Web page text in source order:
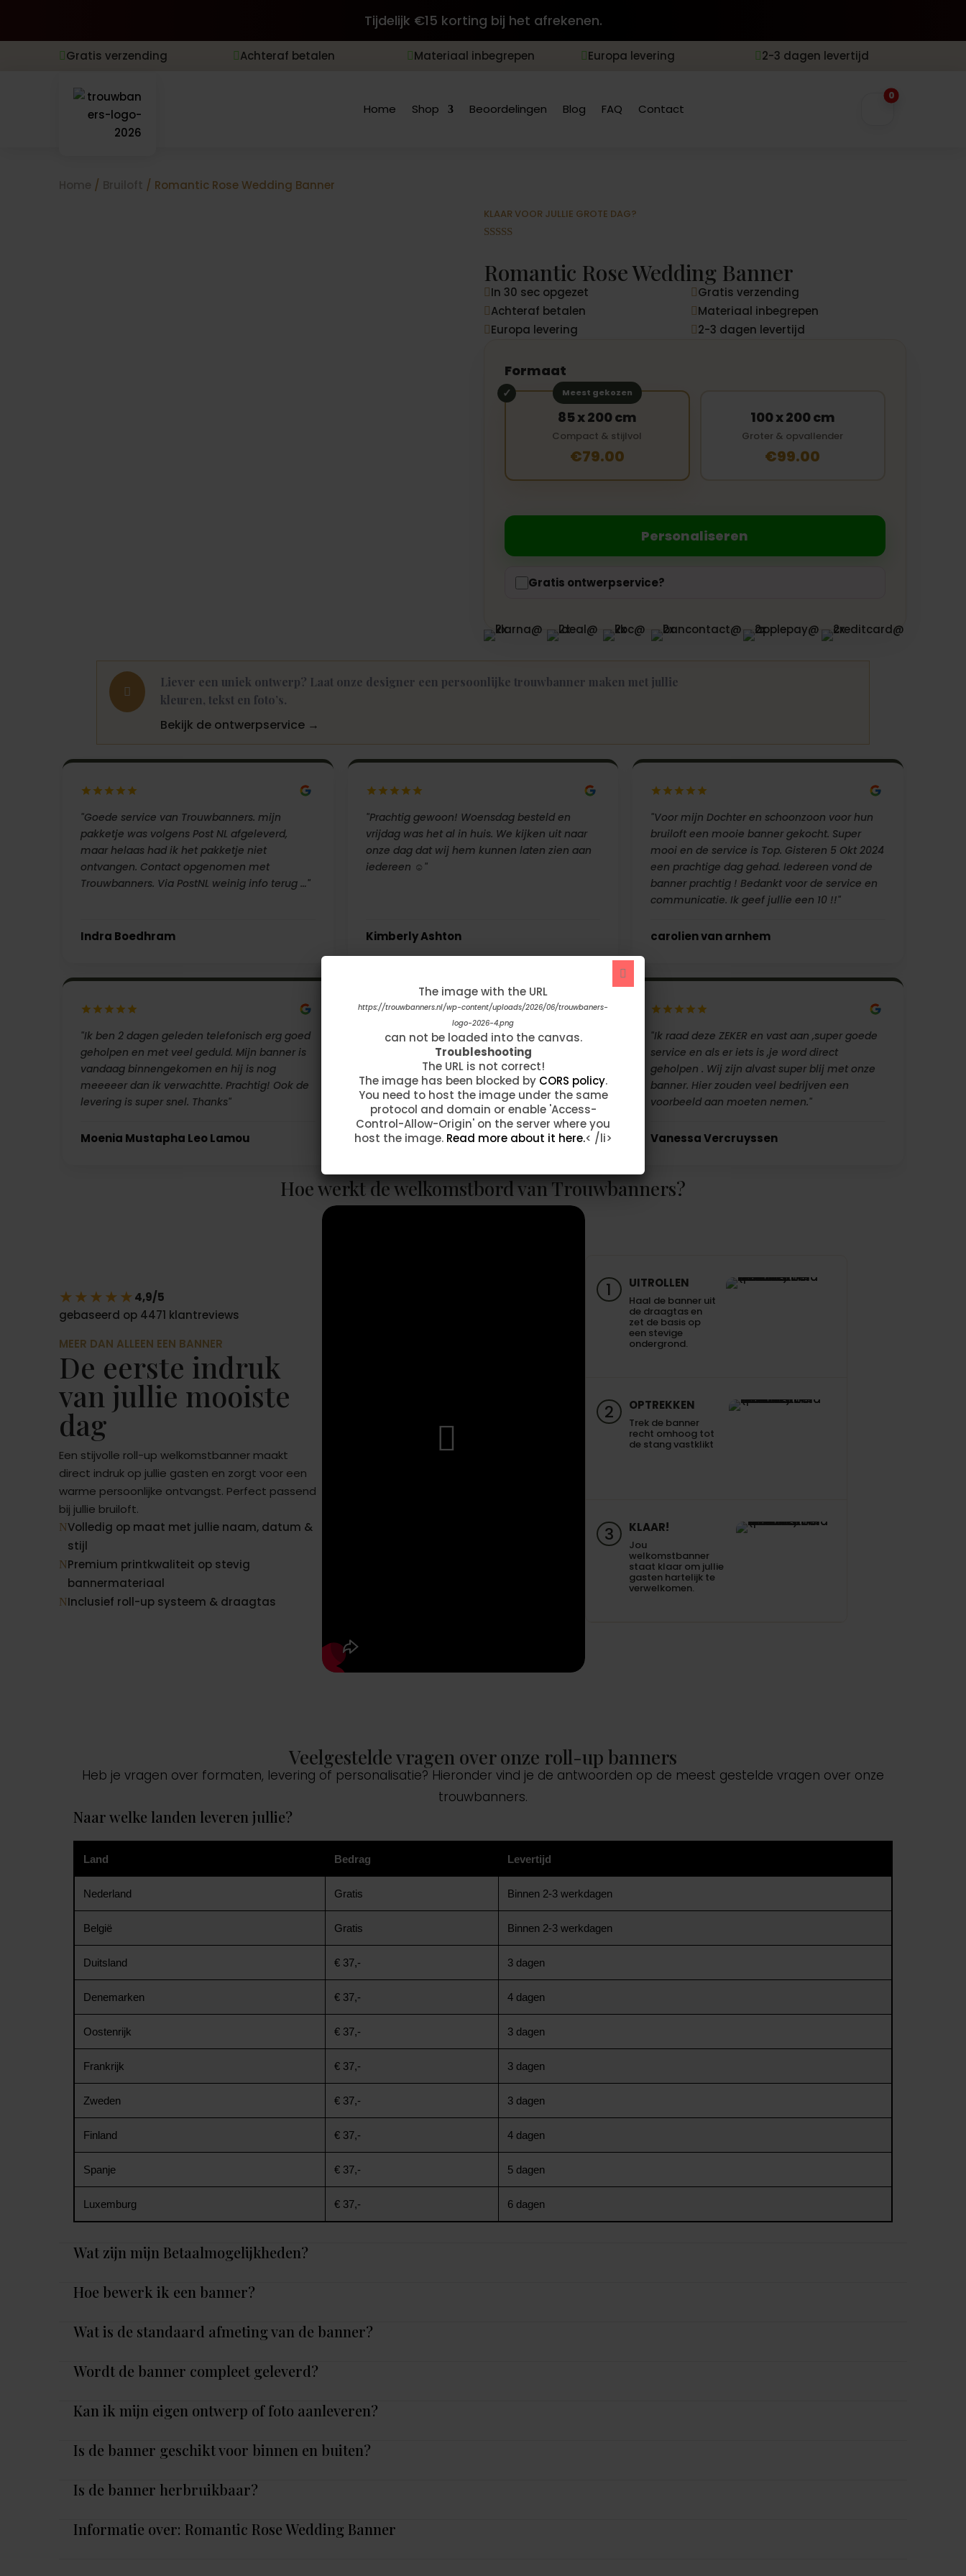
Tijdelijk €15 korting bij het afrekenen.
 Gratis verzending  Achteraf betalen  Materiaal inbegrepen  Europa levering  2-3 dagen levertijd
Home Shop Beoordelingen Blog FAQ Contact
0
Home / Bruiloft / Romantic Rose Wedding Banner
KLAAR VOOR JULLIE GROTE DAG?
gebaseerd
op
klantbeoord
Romantic Rose Wedding Banner
 In 30 sec opgezet  Gratis verzending
 Achteraf betalen  Materiaal inbegrepen
 Europa levering  2-3 dagen levertijd
Formaat
Meest gekozen
85 x 200 cm
Compact & stijlvol
€79.00
100 x 200 cm
Groter & opvallender
€99.00
Personaliseren
Gratis ontwerpservice?

Liever een uniek ontwerp? Laat onze designer een persoonlijke trouwbanner maken met jullie
kleuren, tekst en foto’s.
Bekijk de ontwerpservice →
"Goede service van Trouwbanners. mijn
pakketje was volgens Post NL afgeleverd,
maar helaas had ik het pakketje niet
ontvangen. Contact opgenomen met
Trouwbanners. Via PostNL weinig info terug …"
Indra Boedhram
"Prachtig gewoon! Woensdag besteld en
vrijdag was het al in huis. We kijken uit naar
onze dag dat wij hem kunnen laten zien aan
iedereen ☺️"
Kimberly Ashton
"Voor mijn Dochter en schoonzoon voor hun
bruiloft een mooie banner gekocht. Super
mooi en de service is Top. Gisteren 5 Okt 2024
een prachtige dag gehad. Iedereen vond de
banner prachtig ! Bedankt voor de service en
communicatie. Ik geef jullie een 10 !!"
carolien van arnhem
"Ik ben 2 dagen geleden telefonisch erg goed
geholpen en met veel geduld. Mijn banner is
vandaag binnengekomen en hij is nog
meeeeer dan ik verwachtte. Prachtig! Ook de
levering is super snel. Thanks"
Moenia Mustapha Leo Lamou
"Afgelopen week hebben wij onze
trouwbanner ontvangen. Wat zijn we hier
onwijs blij mee...!!! Op voorhand hadden wij
per mail contact omdat we de banner wilde
aanpassen. …"
Fam Taelman
"Ik raad deze ZEKER en vast aan ,super goede
service en als er iets is ,je word direct
geholpen . Wij zijn alvast super blij met onze
banner. Hier zouden veel bedrijven een
voorbeeld aan moeten nemen."
Vanessa Vercruyssen
Hoe werkt de welkomstbord van Trouwbanners?
★★★★★4,9/5
gebaseerd op 4471 klantreviews
MEER DAN ALLEEN EEN BANNER
De eerste indruk
van jullie mooiste
dag
Een stijvolle roll-up welkomstbanner maakt
direct indruk op jullie gasten en zorgt voor een
warme persoonlijke ontvangst. Perfect passend
bij jullie bruiloft.
NVolledig op maat met jullie naam, datum &
stijl
NPremium printkwaliteit op stevig
bannermateriaal
NInclusief roll-up systeem & draagtas
1 UITROLLEN
Haal de banner uit
de draagtas en
zet de basis op
een stevige
ondergrond.
2 OPTREKKEN
Trek de banner
recht omhoog tot
de stang vastklikt
3 KLAAR!
Jou
welkomstbanner
staat klaar om jullie
gasten hartelijk te
verwelkomen.
Veelgestelde vragen over onze roll-up banners
Heb je vragen over formaten, levering of personalisatie? Hieronder vind je de antwoorden op de meest gestelde vragen over onze
trouwbanners.
Naar welke landen leveren jullie?
Land Bedrag Levertijd
Nederland Gratis Binnen 2-3 werkdagen
België Gratis Binnen 2-3 werkdagen
Duitsland € 37,- 3 dagen
Denemarken € 37,- 4 dagen
Oostenrijk € 37,- 3 dagen
Frankrijk € 37,- 3 dagen
Zweden € 37,- 3 dagen
Finland € 37,- 4 dagen
Spanje € 37,- 5 dagen
Luxemburg € 37,- 6 dagen
Wat zijn mijn Betaalmogelijkheden?
Hoe bewerk ik een banner?
Wat is de standaard afmeting van de banner?
Wordt de banner compleet geleverd?
Kan ik mijn eigen ontwerp of foto aanleveren?
Is de banner geschikt voor binnen en buiten?
Is de banner herbruikbaar?
Informatie over: Romantic Rose Wedding Banner
The image with the URL
https://trouwbanners.nl/wp-content/uploads/2026/06/source-without-
text-4.png
can not be loaded into the canvas.
Troubleshooting
The URL is not correct!
The image has been blocked by CORS policy.
You need to host the image under the same
protocol and domain or enable 'Access-
Control-Allow-Origin' on the server where you
host the image. Read more about it here.< /li>
The image with the URL
https://trouwbanners.nl/wp-content/uploads/2026/06/trouwbaners-
logo-2026-4.png
can not be loaded into the canvas.
Troubleshooting
The URL is not correct!
The image has been blocked by CORS policy.
You need to host the image under the same
protocol and domain or enable 'Access-
Control-Allow-Origin' on the server where you
host the image. Read more about it here.< /li>